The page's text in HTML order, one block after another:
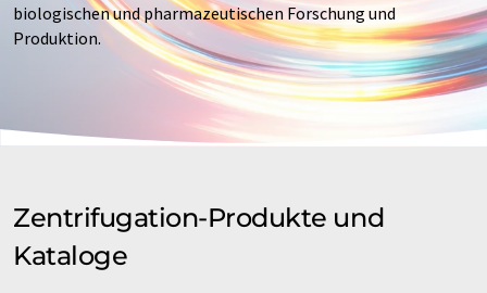
biologischen und pharmazeutischen Forschung und
Produktion.
Zentrifugation-Produkte und
Kataloge